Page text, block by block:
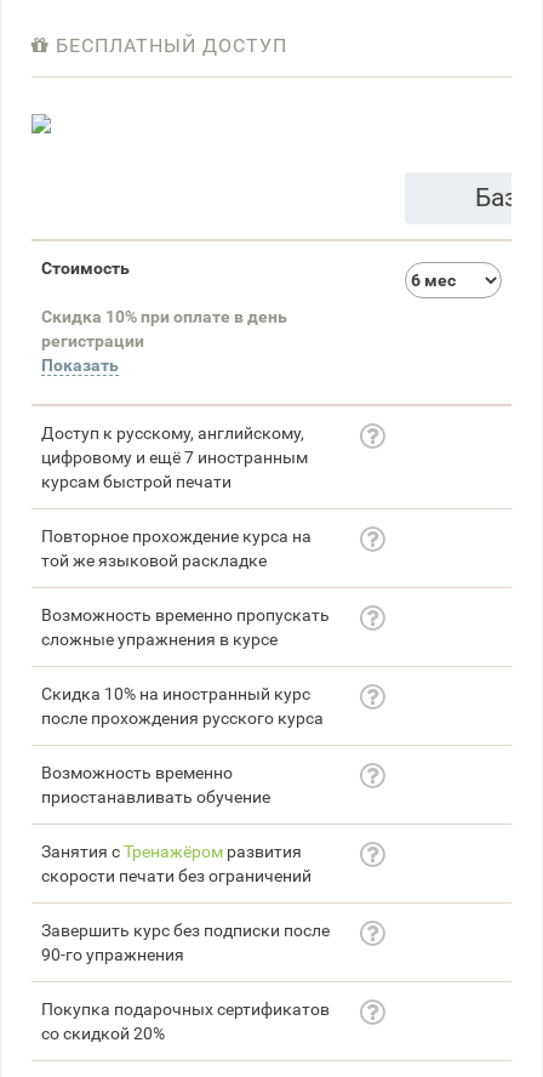
БЕСПЛАТНЫЙ ДОСТУП
Стоимость
Скидка 10% при оплате в день
регистрации
Показать
Доступ к русскому, английскому,
цифровому и ещё 7 иностранным
курсам быстрой печати
Повторное прохождение курса на
той же языковой раскладке
Возможность временно пропускать
сложные упражнения в курсе
Скидка 10% на иностранный курс
после прохождения русского курса
Возможность временно
приостанавливать обучение
Занятия сТренажёром развития
скорости печати без ограничений
Завершить курс без подписки после
90-го упражнения
Покупка подарочных сертификатов
со скидкой 20%